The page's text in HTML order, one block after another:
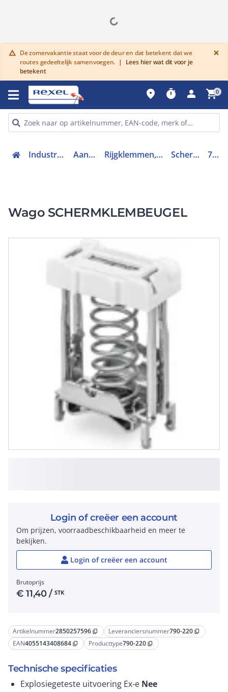
warning De zomervakantie staat voor de deur en dat betekent dat we
routes gedeeltelijk samenvoegen. |
Lees hier wat dit voor je
betekent
×
place timer person shopping_cart0
Industriele componenten Aansluittechniek Rijgklemmen, klemmen en toebehoren Schermaansluitklem 790-220
Wago SCHERMKLEMBEUGEL
Artikelnummer2850257596 content_copy Leveranciersnummer790-220 content_copy
EAN4055143408684 content_copy Producttype790-220 content_copy
Technische specificaties
Explosiegeteste uitvoering Ex-e Nee
Login of creëer een account
Om prijzen, voorraadbeschikbaarheid en meer te
bekijken.
Login of creëer een account
Brutoprijs
€11,40/ STK